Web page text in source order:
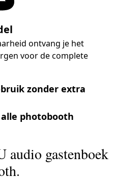
ontvang je het
voor de complete
zonder extra
photobooth
gastenboek